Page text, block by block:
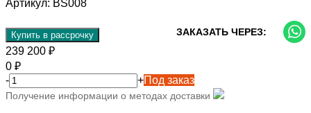
Артикул: BS008
Купить в рассрочку ЗАКАЗАТЬ ЧЕРЕЗ:
239 200 ₽
0 ₽
-
+Под заказ
Получение информации о методах доставки